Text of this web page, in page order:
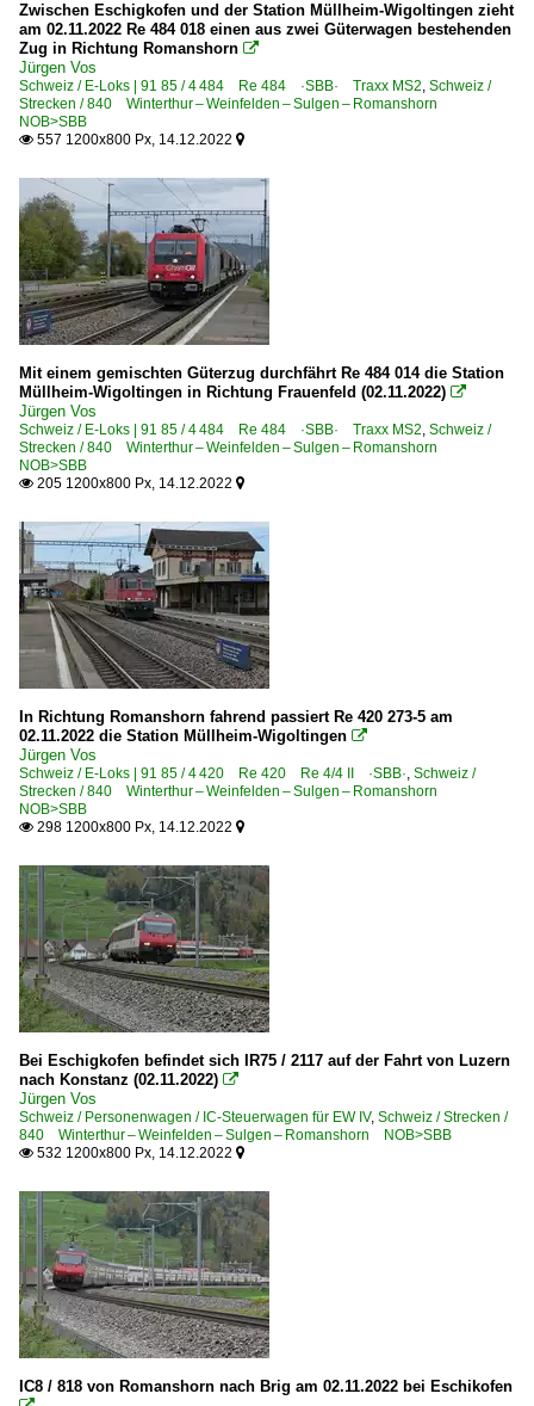
Strecken
762 Winterthur – Neuhausen – Schaffhausen NOB>SBB
Triebzüge
0 501 RABe 501 ·SBB·WSTBA· Giruno, Smile
0 502 RABe 502 · RABDe 502 ·SBB· Twindexx Suisse
0 511 RABe 511 ·SBB· Kiss RVD
0 514 RABe 514 ·SBB· Desiro DTZ
0 522 RABe 522 ·SBB· Flirt CH+F
0 531 RABe 531 ·SBB·Thurbo· Flirt 4 Evo CH+D
7 526 RABe 526.6 ·Thurbo·RM·SBB· GTW
7 528 RABe 528 ·BLS· Flirt 4 Mika
LokPool AG ·LPAG·
M-Rail AG ·BRM·
Rhomberg Sersa AG
Schweizerische Speisewagen Gesellschaft ·SSG·
Swiss Rail Traffic AG
Widmer Rail Services AG ·WRSCH·
Unternehmen | Hersteller
Stadler Rail AG
Zweikraftloks | Zweikrafthybridloks
1 923 Eem 923 ·SBB·
4 940 Aem 940 ·SBB· Prima H4
Zwischen Eschigkofen und der Station Müllheim-Wigoltingen zieht
am 02.11.2022 Re 484 018 einen aus zwei Güterwagen bestehenden
Zug in Richtung Romanshorn 
Jürgen Vos
Schweiz / E-Loks | 91 85 / 4 484 Re 484 ·SBB· Traxx MS2, Schweiz /
Strecken / 840 Winterthur – Weinfelden – Sulgen – Romanshorn
NOB>SBB
 557 1200x800 Px, 14.12.2022 
Mit einem gemischten Güterzug durchfährt Re 484 014 die Station
Müllheim-Wigoltingen in Richtung Frauenfeld (02.11.2022) 
Jürgen Vos
Schweiz / E-Loks | 91 85 / 4 484 Re 484 ·SBB· Traxx MS2, Schweiz /
Strecken / 840 Winterthur – Weinfelden – Sulgen – Romanshorn
NOB>SBB
 205 1200x800 Px, 14.12.2022 
In Richtung Romanshorn fahrend passiert Re 420 273-5 am
02.11.2022 die Station Müllheim-Wigoltingen 
Jürgen Vos
Schweiz / E-Loks | 91 85 / 4 420 Re 420 Re 4/4 II ·SBB·, Schweiz /
Strecken / 840 Winterthur – Weinfelden – Sulgen – Romanshorn
NOB>SBB
 298 1200x800 Px, 14.12.2022 
Bei Eschigkofen befindet sich IR75 / 2117 auf der Fahrt von Luzern
nach Konstanz (02.11.2022) 
Jürgen Vos
Schweiz / Personenwagen / IC-Steuerwagen für EW IV, Schweiz / Strecken /
840 Winterthur – Weinfelden – Sulgen – Romanshorn NOB>SBB
 532 1200x800 Px, 14.12.2022 
IC8 / 818 von Romanshorn nach Brig am 02.11.2022 bei Eschikofen